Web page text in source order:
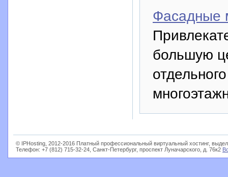
Фасадные
большую
© IPHosting, 2012-2016 Платный профессиональный виртуальный хостинг,
Телефон: +7 (812) 715-32-24, Санкт-Петербург, проспект Луначарского, д. 76к2